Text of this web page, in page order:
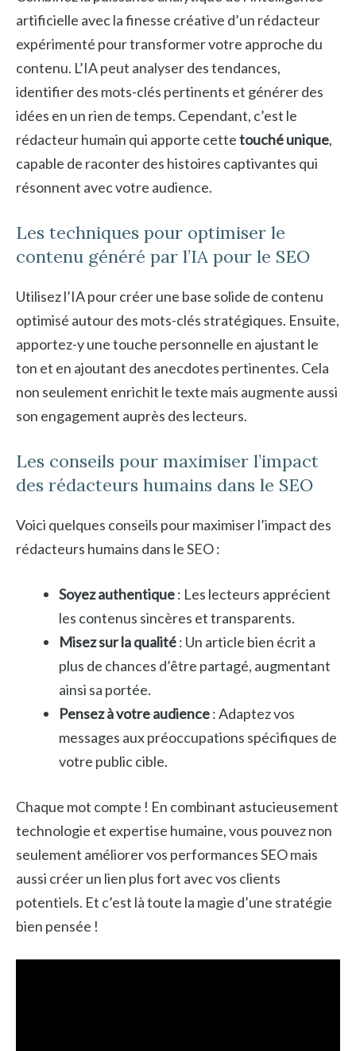
artificielle avec la finesse créative d’un rédacteur
expérimenté pour transformer votre approche du
contenu. L’IA peut analyser des tendances,
identifier des mots-clés pertinents et générer des
idées en un rien de temps. Cependant, c’est le
rédacteur humain qui apporte cettetouché unique,
capable de raconter des histoires captivantes qui
résonnent avec votre audience.
Les techniques pour optimiser le
contenu généré par l’IA pour le SEO
Utilisez l’IA pour créer une base solide de contenu
optimisé autour des mots-clés stratégiques. Ensuite,
apportez-y une touche personnelle en ajustant le
ton et en ajoutant des anecdotes pertinentes. Cela
non seulement enrichit le texte mais augmente aussi
son engagement auprès des lecteurs.
Les conseils pour maximiser l’impact
des rédacteurs humains dans le SEO
Voici quelques conseils pour maximiser l’impact des
rédacteurs humains dans le SEO :
Soyez authentique: Les lecteurs apprécient
les contenus sincères et transparents.
Misez sur la qualité: Un article bien écrit a
plus de chances d’être partagé, augmentant
ainsi sa portée.
Pensez à votre audience: Adaptez vos
messages aux préoccupations spécifiques de
votre public cible.
Chaque mot compte ! En combinant astucieusement
technologie et expertise humaine, vous pouvez non
seulement améliorer vos performances SEO mais
aussi créer un lien plus fort avec vos clients
potentiels. Et c’est là toute la magie d’une stratégie
bien pensée !